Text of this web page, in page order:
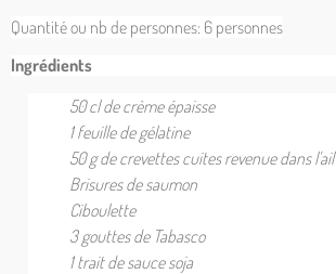
Quantité ou nb de personnes: 6 personnes
Ingrédients
50 cl de crème épaisse
1 feuille de gélatine
50 g de crevettes cuites revenue dans l'ail
Brisures de saumon
Ciboulette
3 gouttes de Tabasco
1 trait de sauce soja